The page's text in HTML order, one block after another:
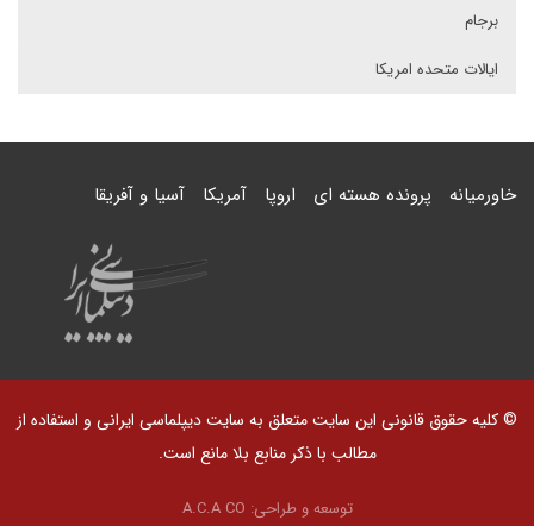
برجام
ایالات متحده امریکا
خاورمیانه پرونده هسته ای اروپا آمریکا آسیا و آفریقا
© کلیه حقوق قانونی این سایت متعلق به سایت دیپلماسی ایرانی و استفاده از
مطالب با ذکر منابع بلا مانع است.
توسعه و طراحی: A.C.A CO